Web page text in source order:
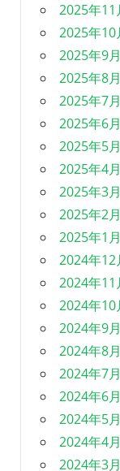
2025年11
2025年10
2025年9月
2025年8月
2025年7月
2025年6月
2025年5月
2025年4月
2025年3月
2025年2月
2025年1月
2024年12
2024年11
2024年10
2024年9月
2024年8月
2024年7月
2024年6月
2024年5月
2024年4月
2024年3月